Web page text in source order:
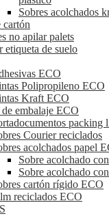
Sobres acolchados
cartón
no apilar palets
etiqueta de suelo
ECO
Polipropileno ECO
Kraft ECO
embalaje ECO
packing
Courier reciclados
acolchados papel
Sobre acolchado
Sobre acolchado
cartón rígido ECO
reciclados ECO